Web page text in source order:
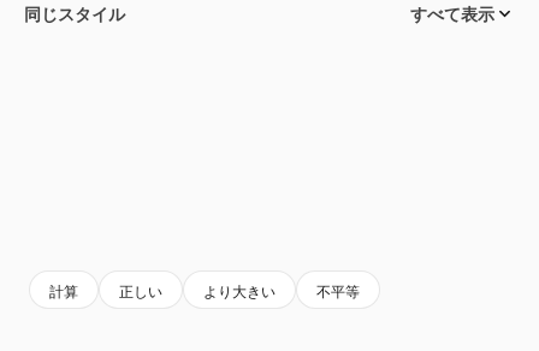
同じスタイル すべて表示
計算 正しい より大きい 不平等